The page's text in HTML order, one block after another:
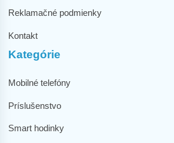
Reklamačné podmienky
Kontakt
Kategórie
Mobilné telefóny
Príslušenstvo
Smart hodinky